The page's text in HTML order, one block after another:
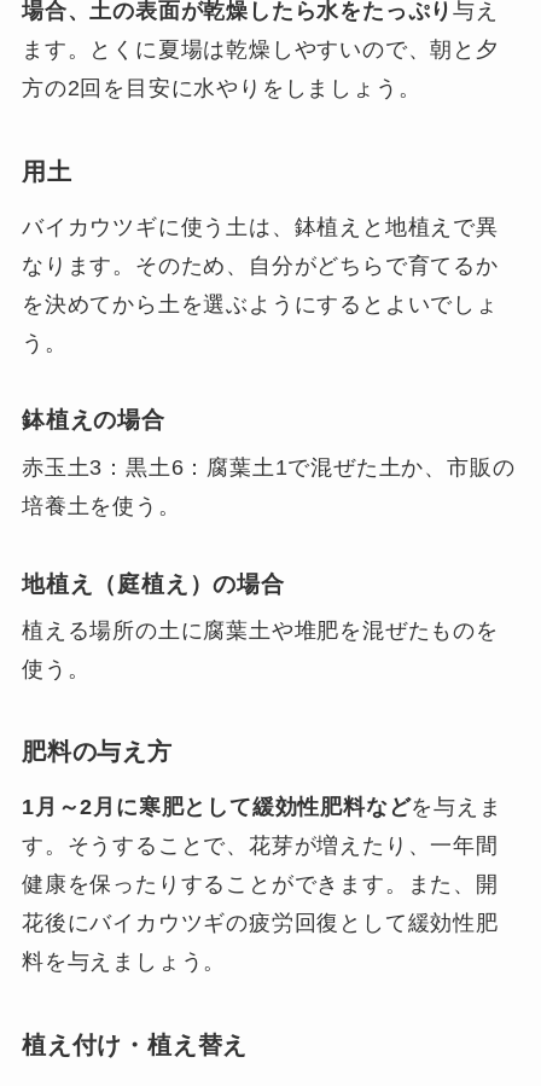
場合、土の表面が乾燥したら水をたっぷり与え
ます。とくに夏場は乾燥しやすいので、朝と夕
方の2回を目安に水やりをしましょう。
用土
バイカウツギに使う土は、鉢植えと地植えで異
なります。そのため、自分がどちらで育てるか
を決めてから土を選ぶようにするとよいでしょ
う。
鉢植えの場合
赤玉土3：黒土6：腐葉土1で混ぜた土か、市販の
培養土を使う。
地植え（庭植え）の場合
植える場所の土に腐葉土や堆肥を混ぜたものを
使う。
肥料の与え方
1月～2月に寒肥として緩効性肥料などを与えま
す。そうすることで、花芽が増えたり、一年間
健康を保ったりすることができます。また、開
花後にバイカウツギの疲労回復として緩効性肥
料を与えましょう。
植え付け・植え替え